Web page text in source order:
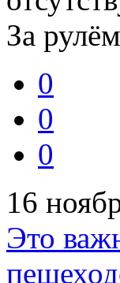
За
0
0
0
16
Это